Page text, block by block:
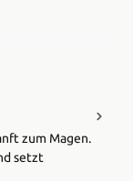
zum Magen.
setzt